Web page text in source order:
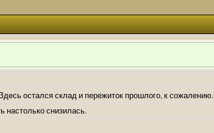
остался склад и пережиток прошлого, к сожалению.
настолько снизилась.